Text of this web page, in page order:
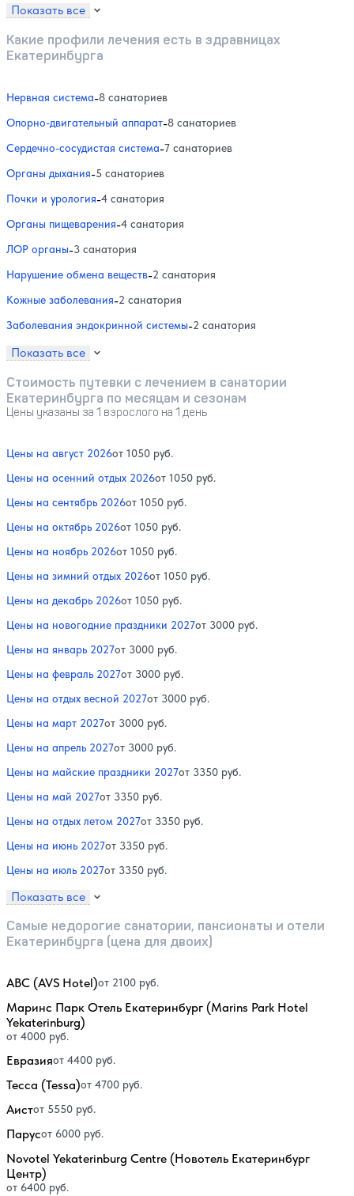
Показать все
Какие профили лечения есть в здравницах
Екатеринбурга
Нервная система-8 санаториев
Опорно-двигательный аппарат-8 санаториев
Сердечно-сосудистая система-7 санаториев
Органы дыхания-5 санаториев
Почки и урология-4 санатория
Органы пищеварения-4 санатория
ЛОР органы-3 санатория
Нарушение обмена веществ-2 санатория
Кожные заболевания-2 санатория
Заболевания эндокринной системы-2 санатория
Показать все
Стоимость путевки с лечением в санатории
Екатеринбурга по месяцам и сезонам
Цены указаны за 1 взрослого на 1 день
Цены на август 2026от 1050 руб.
Цены на осенний отдых 2026от 1050 руб.
Цены на сентябрь 2026от 1050 руб.
Цены на октябрь 2026от 1050 руб.
Цены на ноябрь 2026от 1050 руб.
Цены на зимний отдых 2026от 1050 руб.
Цены на декабрь 2026от 1050 руб.
Цены на новогодние праздники 2027от 3000 руб.
Цены на январь 2027от 3000 руб.
Цены на февраль 2027от 3000 руб.
Цены на отдых весной 2027от 3000 руб.
Цены на март 2027от 3000 руб.
Цены на апрель 2027от 3000 руб.
Цены на майские праздники 2027от 3350 руб.
Цены на май 2027от 3350 руб.
Цены на отдых летом 2027от 3350 руб.
Цены на июнь 2027от 3350 руб.
Цены на июль 2027от 3350 руб.
Показать все
Самые недорогие санатории, пансионаты и отели
Екатеринбурга (цена для двоих)
АВС (AVS Hotel)от 2100 руб.
Маринс Парк Отель Екатеринбург (Marins Park Hotel
Yekaterinburg)
от 4000 руб.
Евразияот 4400 руб.
Тесса (Tessa)от 4700 руб.
Аистот 5550 руб.
Парусот 6000 руб.
Novotel Yekaterinburg Centre (Новотель Екатеринбург
Центр)
от 6400 руб.